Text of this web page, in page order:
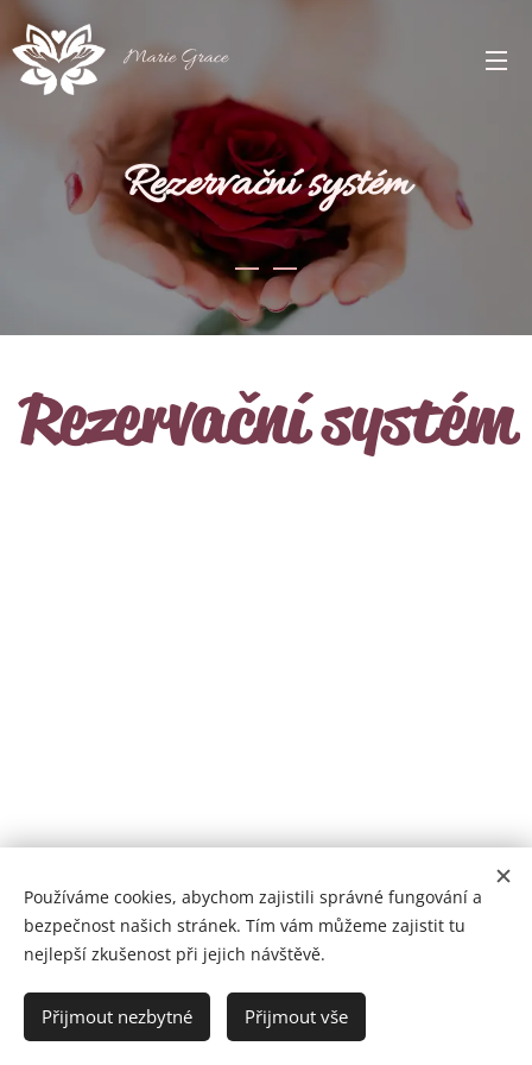
Marie Grace
Rezervační systém
Rezervační systém
marie@dotekyzivota.cz
Cookies
Používáme cookies, abychom zajistili správné fungování a
bezpečnost našich stránek. Tím vám můžeme zajistit tu
nejlepší zkušenost při jejich návštěvě.
Přijmout nezbytné Přijmout vše